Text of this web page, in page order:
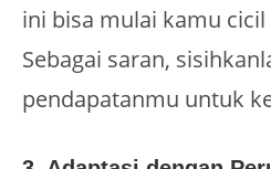
ini bisa mulai kamu
Sebagai saran,
pendapatanmu untuk